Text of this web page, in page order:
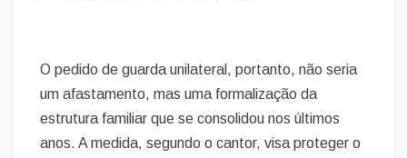
O pedido de guarda unilateral, portanto, não seria
um afastamento, mas uma formalização da
estrutura familiar que se consolidou nos últimos
anos. A medida, segundo o cantor, visa proteger o